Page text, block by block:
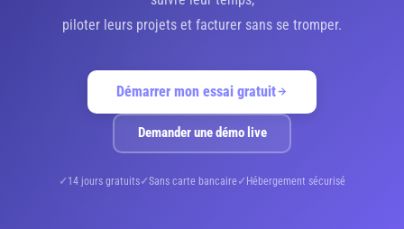
piloter leurs projets et facturer sans se tromper.
Démarrer mon essai gratuit
Demander une démo live
14 jours gratuits Sans carte bancaire Hébergement sécurisé